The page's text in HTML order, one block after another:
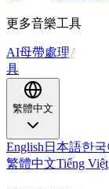
更多音樂工具
AI母帶處理AI
具
繁體中文
English 日本語한국
繁體中文Tiếng Việt